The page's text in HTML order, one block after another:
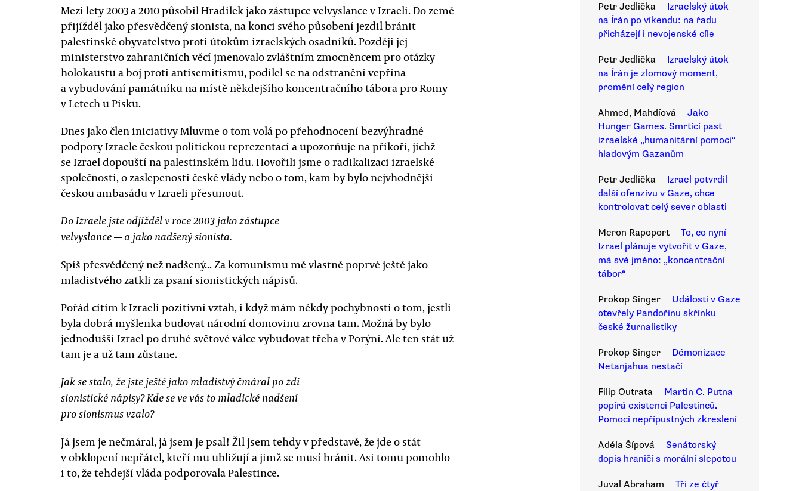
Mezi lety 2003 a 2010 působil Hradilek jako zástupce velvyslance v Izraeli. Do země
přijížděl jako přesvědčený sionista, na konci svého působení jezdil bránit
palestinské obyvatelstvo proti útokům izraelských osadníků. Později jej
ministerstvo zahraničních věcí jmenovalo zvláštním zmocněncem pro otázky
holokaustu a boj proti antisemitismu, podílel se na odstranění vepřína
a vybudování památníku na místě někdejšího koncentračního tábora pro Romy
v Letech u Písku.
Dnes jako člen iniciativy Mluvme o tom volá po přehodnocení bezvýhradné
podpory Izraele českou politickou reprezentací a upozorňuje na příkoří, jichž
se Izrael dopouští na palestinském lidu. Hovořili jsme o radikalizaci izraelské
společnosti, o zaslepenosti české vlády nebo o tom, kam by bylo nejvhodnější
českou ambasádu v Izraeli přesunout.
Do Izraele jste odjížděl v roce 2003 jako zástupce
velvyslance — a jako nadšený sionista.
Spíš přesvědčený než nadšený... Za komunismu mě vlastně poprvé ještě jako
mladistvého zatkli za psaní sionistických nápisů.
Pořád cítím k Izraeli pozitivní vztah, i když mám někdy pochybnosti o tom, jestli
byla dobrá myšlenka budovat národní domovinu zrovna tam. Možná by bylo
jednodušší Izrael po druhé světové válce vybudovat třeba v Porýní. Ale ten stát už
tam je a už tam zůstane.
Jak se stalo, že jste ještě jako mladistvý čmáral po zdi
sionistické nápisy? Kde se ve vás to mladické nadšení
pro sionismus vzalo?
Já jsem je nečmáral, já jsem je psal! Žil jsem tehdy v představě, že jde o stát
v obklopení nepřátel, kteří mu ubližují a jimž se musí bránit. Asi tomu pomohlo
i to, že tehdejší vláda podporovala Palestince.
Petr Jedlička
Izraelský útok
na Írán po víkendu: na řadu
přicházejí i nevojenské cíle
Petr Jedlička
Izraelský útok
na Írán je zlomový moment,
promění celý region
Ahmed, Mahdíová
Jako
Hunger Games. Smrtící past
izraelské „humanitární pomoci“
hladovým Gazanům
Petr Jedlička
Izrael potvrdil
další ofenzívu v Gaze, chce
kontrolovat celý sever oblasti
Meron Rapoport
To, co nyní
Izrael plánuje vytvořit v Gaze,
má své jméno: „koncentrační
tábor“
Prokop Singer
Události v Gaze
otevřely Pandořinu skřínku
české žurnalistiky
Prokop Singer
Démonizace
Netanjahua nestačí
Filip Outrata
Martin C. Putna
popírá existenci Palestinců.
Pomocí nepřípustných zkreslení
Adéla Šípová
Senátorský
dopis hraničí s morální slepotou
Juval Abraham
Tři ze čtyř